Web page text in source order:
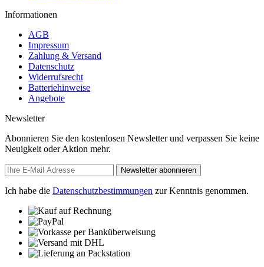
Informationen
AGB
Impressum
Zahlung & Versand
Datenschutz
Widerrufsrecht
Batteriehinweise
Angebote
Newsletter
Abonnieren Sie den kostenlosen Newsletter und verpassen Sie keine
Neuigkeit oder Aktion mehr.
Newsletter abonnieren
Ich habe die Datenschutzbestimmungen zur Kenntnis genommen.